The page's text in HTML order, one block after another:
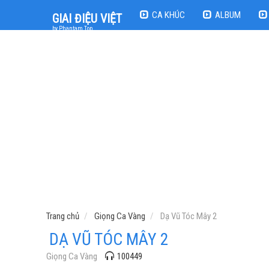
GIAI ĐIỆU VIỆT
by Phantam Top
CA KHÚC ALBUM
Trang chủ Giọng Ca Vàng Dạ Vũ Tóc Mây 2
DẠ VŨ TÓC MÂY 2
Giọng Ca Vàng 100449